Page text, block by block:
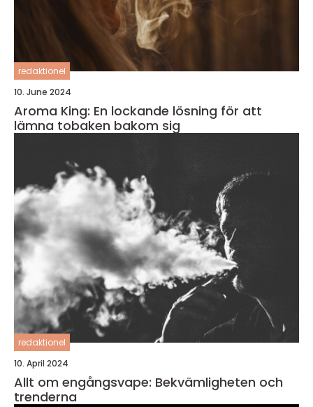
redaktionel
10. June 2024
Aroma King: En lockande lösning för att
lämna tobaken bakom sig
redaktionel
10. April 2024
Allt om engångsvape: Bekvämligheten och
trenderna